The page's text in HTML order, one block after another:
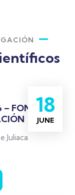
18
JUNE
– FONDOS
Juliaca